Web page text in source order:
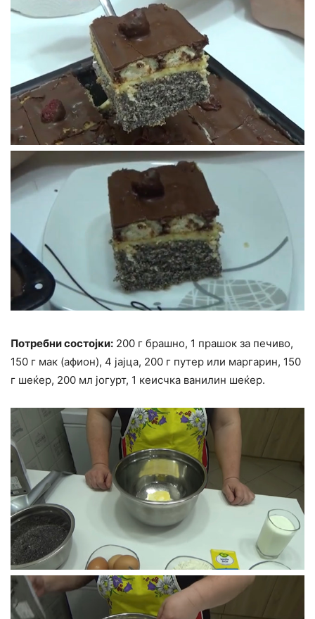
Потребни состојки: 200 г брашно, 1 прашок за печиво,
150 г мак (афион), 4 јајца, 200 г путер или маргарин, 150
г шеќер, 200 мл јогурт, 1 кеисчка ванилин шеќер.